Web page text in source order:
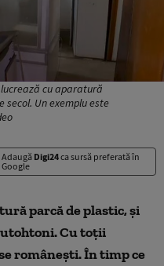
cu aparatură
secol. Un exemplu este
Adaugă Digi24ca sursă preferată în
Google
parcă de plastic, și
Cu toții
românești. În timp ce